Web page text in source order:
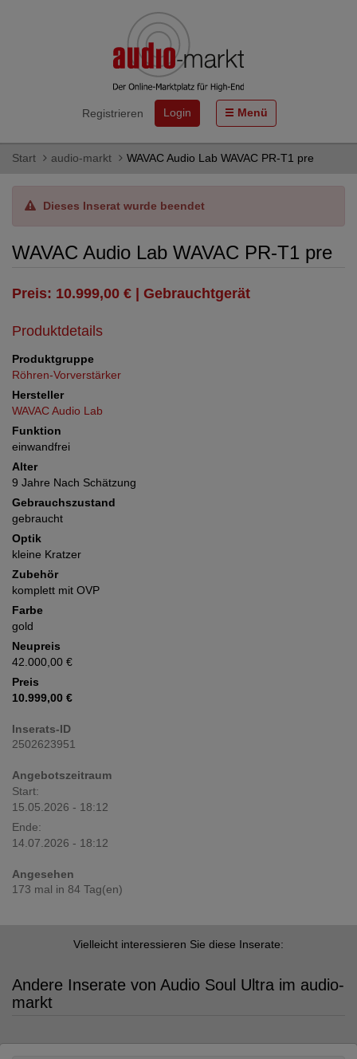
Registrieren Login Menü
Start audio-markt WAVAC Audio Lab WAVAC PR-T1 pre
Dieses Inserat wurde beendet
WAVAC Audio Lab WAVAC PR-T1 pre
Preis: 10.999,00 € | Gebrauchtgerät
Produktdetails
Produktgruppe
Röhren-Vorverstärker
Hersteller
WAVAC Audio Lab
Funktion
einwandfrei
Alter
9 Jahre Nach Schätzung
Gebrauchszustand
gebraucht
Optik
kleine Kratzer
Zubehör
komplett mit OVP
Farbe
gold
Neupreis
42.000,00 €
Preis
10.999,00 €
Inserats-ID
2502623951
Angebotszeitraum
Start:
15.05.2026 - 18:12
Ende:
14.07.2026 - 18:12
Angesehen
173 mal in 84 Tag(en)
Vielleicht interessieren Sie diese Inserate:
Andere Inserate von Audio Soul Ultra im audio-
markt